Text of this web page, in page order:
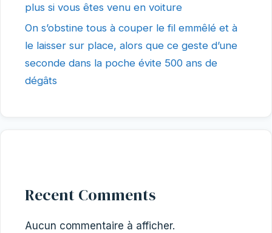
plus si vous êtes venu en voiture
On s’obstine tous à couper le fil emmêlé et à
le laisser sur place, alors que ce geste d’une
seconde dans la poche évite 500 ans de
dégâts
Recent Comments
Aucun commentaire à afficher.